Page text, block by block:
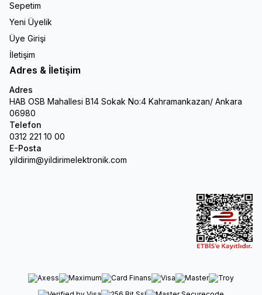
Sepetim
Yeni Üyelik
Üye Girişi
İletişim
Adres & İletişim
Adres
HAB OSB Mahallesi B14 Sokak No:4 Kahramankazan/ Ankara
06980
Telefon
0312 221 10 00
E-Posta
yildirim@yildirimelektronik.com